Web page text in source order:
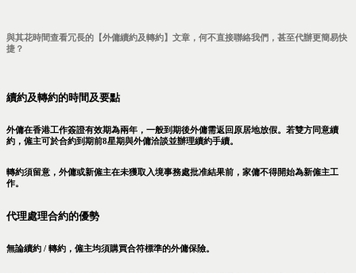
與其花時間查看冗長的【外傭續約及轉約】文章，何不直接聯絡我們，甚至代辦更簡易快
捷？
續約及轉約的時間及要點
外傭在香港工作簽證有效期為兩年，一般到期後外傭需返回原居地放假。若雙方同意續
約，僱主可於合約到期前8星期與外傭洽談並辦理續約手續。
轉約須留意，外傭或新僱主在未獲取入境事務處批准結果前，家傭不得開始為新僱主工
作。
代理處理合約的優勢
無論續約 / 轉約，僱主均須購買合符標準的外傭保險。